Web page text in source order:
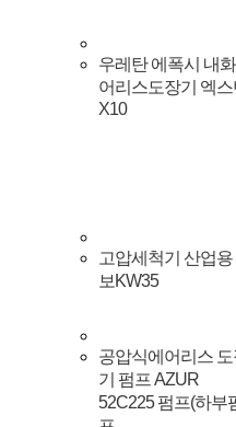
우레탄 에폭시 내화
어리스도장기 엑스
X10
고압세척기 산업용
보KW35
공압식에어리스 도
기 펌프 AZUR
52C225 펌프(하부